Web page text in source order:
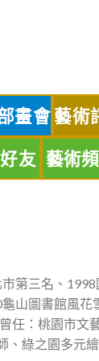
畫會藝術
友 藝術
第三名、
山圖書館風花
任：桃園市文
、綠之園多元